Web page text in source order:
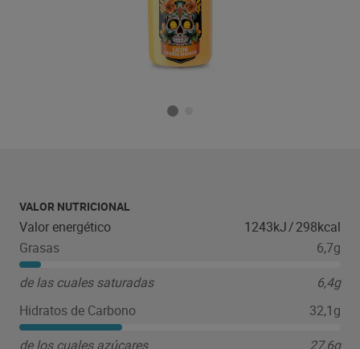
VALOR NUTRICIONAL
Valor energético 1243kJ/298kcal
Grasas
6,7g
de las cuales saturadas
6,4g
Hidratos de Carbono
32,1g
de los cuales azúcares
27,6g